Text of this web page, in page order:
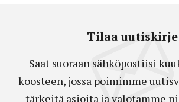
Tilaa uutiskirje
Saat suoraan sähköpostiisi
koosteen, jossa poimimme
tärkeitä asioita ja valotamme